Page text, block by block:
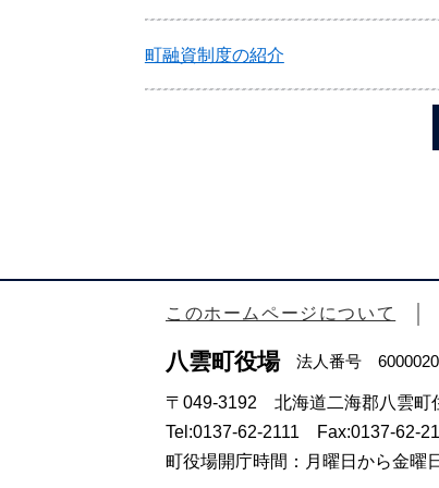
町融資制度の紹介
このホームページについて
八雲町役場法人番号
〒049-3192 北海道二海郡八雲町
Tel:0137-62-2111 Fax:0137-62-
町役場開庁時間：月曜日から金